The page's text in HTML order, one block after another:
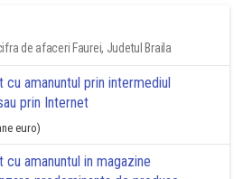
de afaceri Faurei, Judetul Braila
cu amanuntul prin intermediul
prin Internet
euro)
cu amanuntul in magazine